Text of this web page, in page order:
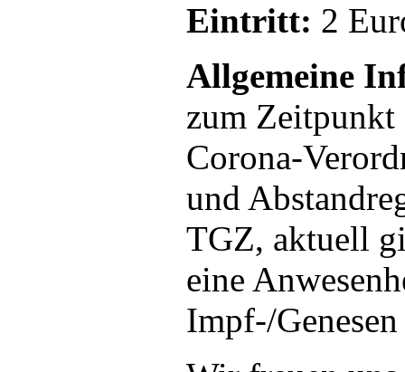
Eintritt: 2
Allgemeine
zum Zeitpunkt
Corona-
und
TGZ, aktuell
eine
Impf-/